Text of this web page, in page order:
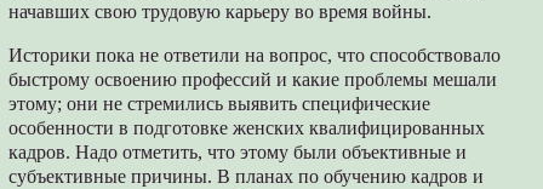
начавших свою трудовую карьеру во время войны.
Историки пока не ответили на вопрос, что способствовало
быстрому освоению профессий и какие проблемы мешали
этому; они не стремились выявить специфические
особенности в подготовке женских квалифицированных
кадров. Надо отметить, что этому были объективные и
субъективные причины. В планах по обучению кадров и